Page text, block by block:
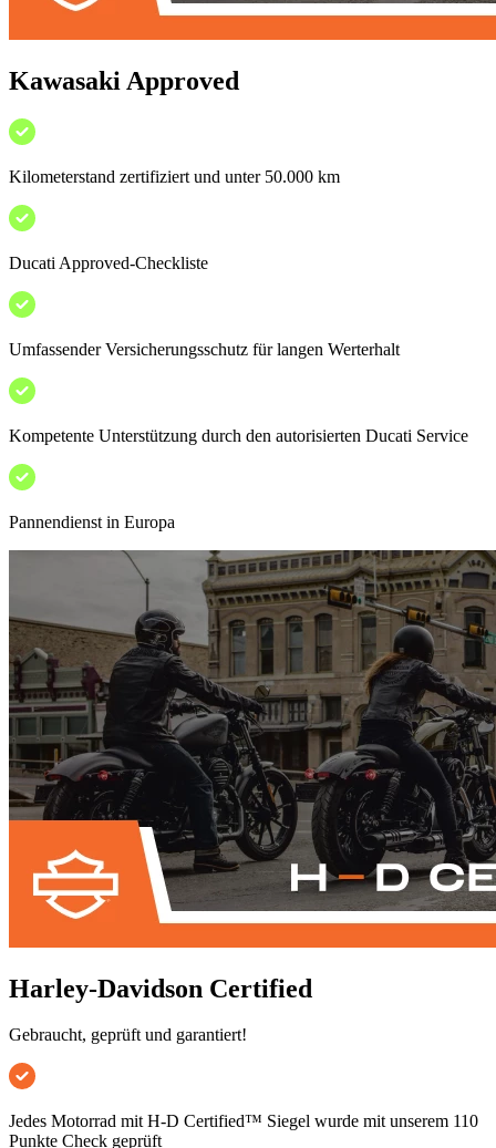
Kawasaki Approved
Kilometerstand zertifiziert und unter 50.000 km
Ducati Approved-Checkliste
Umfassender Versicherungsschutz für langen Werterhalt
Kompetente Unterstützung durch den autorisierten Ducati Service
Pannendienst in Europa
Harley-Davidson Certified
Gebraucht, geprüft und garantiert!
Jedes Motorrad mit H-D Certified™ Siegel wurde mit unserem 110
Punkte Check geprüft